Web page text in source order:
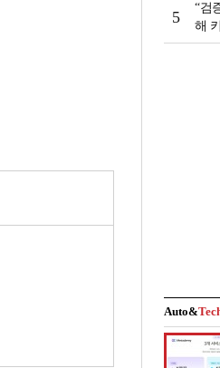
5
“검
해
미
Auto&